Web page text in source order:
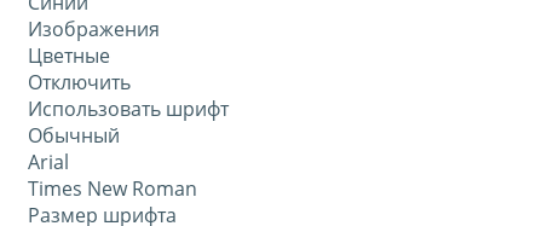
Изображения
Цветные
Отключить
Использовать шрифт
Обычный
Arial
Times New Roman
Размер шрифта